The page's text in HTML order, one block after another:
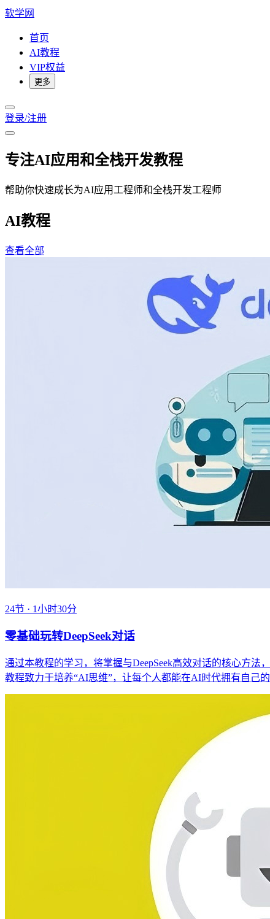
软学网
首页
AI教程
VIP权益
更多
登录/注册
专注AI应用和全栈开发教程
帮助你快速成长为AI应用工程师和全栈开发工程师
AI教程
查看全部
24节 · 1小时30分
零基础玩转DeepSeek对话
通过本教程的学习，将掌握与DeepSeek高效对话的核心方
教程致力于培养“AI思维”，让每个人都能在AI时代拥有自己的